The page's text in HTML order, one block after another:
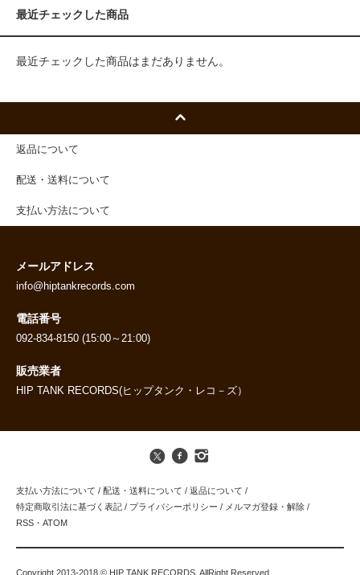
最近チェックした商品
最近チェックした商品はまだありません。
返品について
配送・送料について
支払い方法について
メールアドレス
info@hiptankrecords.com
電話番号
092-834-8150 (15:00～21:00)
販売業者
HIP TANK RECORDS(ヒップタンク・レコ－ズ）
支払い方法について / 配送・送料について / 返品について /
特定商取引法に基づく表記 / プライバシーポリシー / メルマガ登録・解除 /
RSS ・ ATOM
Copyright 2013-2018 © HIP TANK RECORDS. AllRight Reserved.